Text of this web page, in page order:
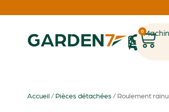
1
0
Accueil / Pièces détachées / Roulement